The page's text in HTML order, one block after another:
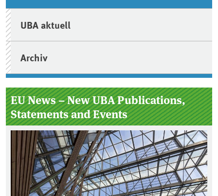
UBA aktuell
Archiv
EU News – New UBA Publications,
Statements and Events